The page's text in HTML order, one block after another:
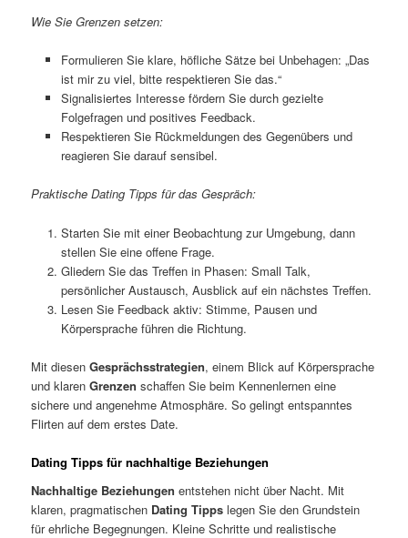
Wie Sie Grenzen setzen:
Formulieren Sie klare, höfliche Sätze bei Unbehagen: „Das
ist mir zu viel, bitte respektieren Sie das.“
Signalisiertes Interesse fördern Sie durch gezielte
Folgefragen und positives Feedback.
Respektieren Sie Rückmeldungen des Gegenübers und
reagieren Sie darauf sensibel.
Praktische Dating Tipps für das Gespräch:
Starten Sie mit einer Beobachtung zur Umgebung, dann
stellen Sie eine offene Frage.
Gliedern Sie das Treffen in Phasen: Small Talk,
persönlicher Austausch, Ausblick auf ein nächstes Treffen.
Lesen Sie Feedback aktiv: Stimme, Pausen und
Körpersprache führen die Richtung.
Mit diesenGesprächsstrategien, einem Blick auf Körpersprache
und klarenGrenzen schaffen Sie beim Kennenlernen eine
sichere und angenehme Atmosphäre. So gelingt entspanntes
Flirten auf dem erstes Date.
Dating Tipps für nachhaltige Beziehungen
Nachhaltige Beziehungen entstehen nicht über Nacht. Mit
klaren, pragmatischen Dating Tipps legen Sie den Grundstein
für ehrliche Begegnungen. Kleine Schritte und realistische